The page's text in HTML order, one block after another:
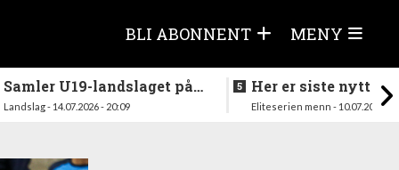
BLI ABONNENT MENY
Samler U19-landslaget på
nytt i august
Landslag - 14.07.2026 - 20:09
Her er siste nytt
season
Eliteserien menn - 10.07.2026 -